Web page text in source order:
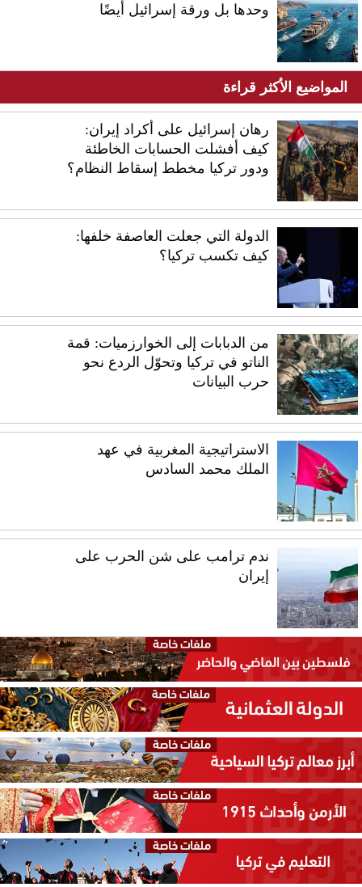
وحدها بل ورقة إسرائيل أيضًا
المواضيع الأكثر قراءة
رهان إسرائيل على أكراد إيران:
كيف أفشلت الحسابات الخاطئة
ودور تركيا مخطط إسقاط النظام؟
الدولة التي جعلت العاصفة خلفها:
كيف تكسب تركيا؟
من الدبابات إلى الخوارزميات: قمة
الناتو في تركيا وتحوّل الردع نحو
حرب البيانات
الاستراتيجية المغربية في عهد
الملك محمد السادس
ندم ترامب على شن الحرب على
إيران